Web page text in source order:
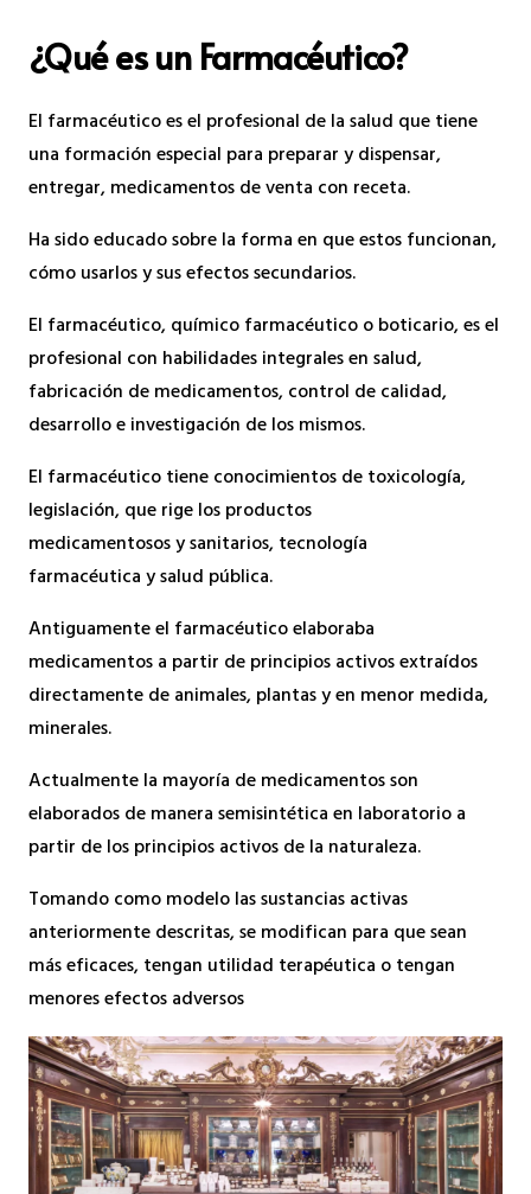
¿Qué es un Farmacéutico?
El farmacéutico es el profesional de la salud que tiene
una formación especial para preparar y dispensar,
entregar, medicamentos de venta con receta.
Ha sido educado sobre la forma en que estos funcionan,
cómo usarlos y sus efectos secundarios.
El farmacéutico, químico farmacéutico o boticario, es el
profesional con habilidades integrales en salud,
fabricación de medicamentos, control de calidad,
desarrollo e investigación de los mismos.
El farmacéutico tiene conocimientos de toxicología,
legislación, que rige los productos
medicamentosos y sanitarios, tecnología
farmacéutica y salud pública.
Antiguamente el farmacéutico elaboraba
medicamentos a partir de principios activos extraídos
directamente de animales, plantas y en menor medida,
minerales.
Actualmente la mayoría de medicamentos son
elaborados de manera semisintética en laboratorio a
partir de los principios activos de la naturaleza.
Tomando como modelo las sustancias activas
anteriormente descritas, se modifican para que sean
más eficaces, tengan utilidad terapéutica o tengan
menores efectos adversos